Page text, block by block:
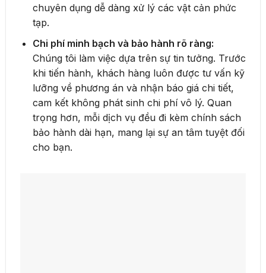
chuyên dụng dễ dàng xử lý các vật cản phức
tạp.
Chi phí minh bạch và bảo hành rõ ràng:
Chúng tôi làm việc dựa trên sự tin tưởng. Trước
khi tiến hành, khách hàng luôn được tư vấn kỹ
lưỡng về phương án và nhận báo giá chi tiết,
cam kết không phát sinh chi phí vô lý. Quan
trọng hơn, mỗi dịch vụ đều đi kèm chính sách
bảo hành dài hạn, mang lại sự an tâm tuyệt đối
cho bạn.